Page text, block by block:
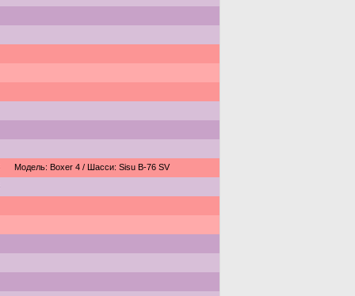
Модель: Boxer 4 / Шасси: Sisu B-76 SV